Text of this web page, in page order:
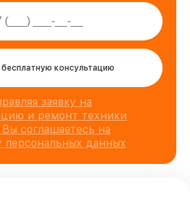
консультацию
заявку на
и ремонт техники
соглашаетесь на
персональных данных